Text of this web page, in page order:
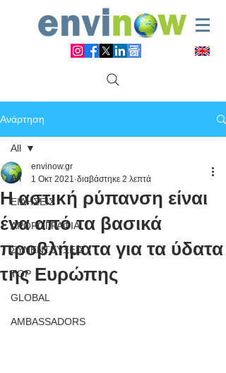
Ανάρτηση
All
ΕΙΔΗΣΕΙΣ
ΑΡΘΡΟΓΡΑΦΙΑ
ΣΥΝΕΝΤΕΥΞΕΙΣ
TOP
GLOBAL
AMBASSADORS
All
Η αστική ρύπανση είναι
ένα από τα βασικά
προβλήματα για τα ύδατα
της Ευρώπης
envinow.gr
1 Οκτ 2021 διαβάστηκε 2 λεπτά